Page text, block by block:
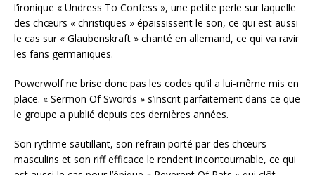
l’ironique « Undress To Confess », une petite perle sur laquelle
des chœurs « christiques » épaississent le son, ce qui est aussi
le cas sur « Glaubenskraft » chanté en allemand, ce qui va ravir
les fans germaniques.
Powerwolf ne brise donc pas les codes qu’il a lui-même mis en
place. « Sermon Of Swords » s’inscrit parfaitement dans ce que
le groupe a publié depuis ces dernières années.
Son rythme sautillant, son refrain porté par des chœurs
masculins et son riff efficace le rendent incontournable, ce qui